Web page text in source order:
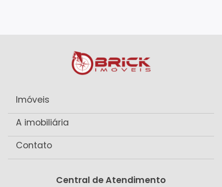
Imóveis
A imobiliária
Contato
Central de Atendimento